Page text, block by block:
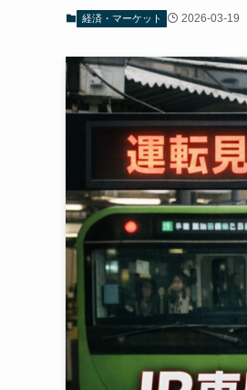
経済・マーケット 2026-03-19